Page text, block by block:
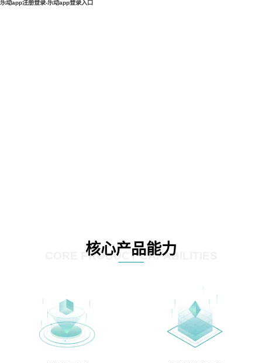
乐动app注册登录-乐动app登录入口
核心产品能力
CORE PRODUCT CAPABILITIES